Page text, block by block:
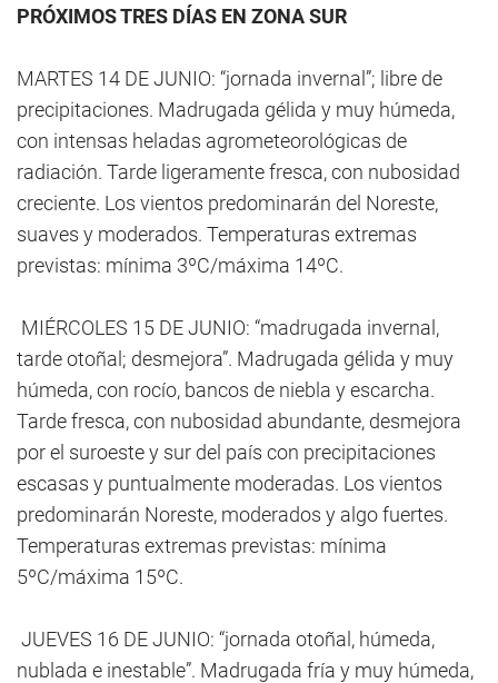
PRÓXIMOS TRES DÍAS EN ZONA SUR
MARTES 14 DE JUNIO: “jornada invernal”; libre de
precipitaciones. Madrugada gélida y muy húmeda,
con intensas heladas agrometeorológicas de
radiación. Tarde ligeramente fresca, con nubosidad
creciente. Los vientos predominarán del Noreste,
suaves y moderados. Temperaturas extremas
previstas: mínima 3ºC/máxima 14ºC.
MIÉRCOLES 15 DE JUNIO: “madrugada invernal,
tarde otoñal; desmejora”. Madrugada gélida y muy
húmeda, con rocío, bancos de niebla y escarcha.
Tarde fresca, con nubosidad abundante, desmejora
por el suroeste y sur del país con precipitaciones
escasas y puntualmente moderadas. Los vientos
predominarán Noreste, moderados y algo fuertes.
Temperaturas extremas previstas: mínima
5ºC/máxima 15ºC.
JUEVES 16 DE JUNIO: “jornada otoñal, húmeda,
nublada e inestable”. Madrugada fría y muy húmeda,